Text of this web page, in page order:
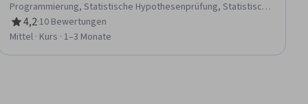
Programmierung, Statistische Hypothesenprüfung, Statistische
Methoden, Deskriptive Statistik, Statistische Software,
Statistische Analyse, R (Software), Wahrscheinlichkeitsrechnung
4,2
Bewertung, 4,2 von 5 Sternen
·10 Bewertungen
Mittel · Kurs · 1–3 Monate